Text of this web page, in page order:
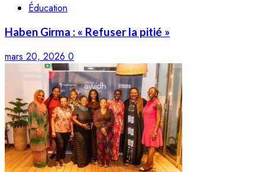
Éducation
Haben Girma : « Refuser la pitié »
mars 20, 2026 0